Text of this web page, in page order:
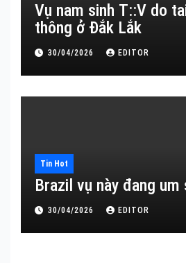
Vụ nam sinh T::V do
thông ở Đắk Lắk
30/04/2026 EDITOR
Tin Hot
Brazil vụ này đang um
30/04/2026 EDITOR